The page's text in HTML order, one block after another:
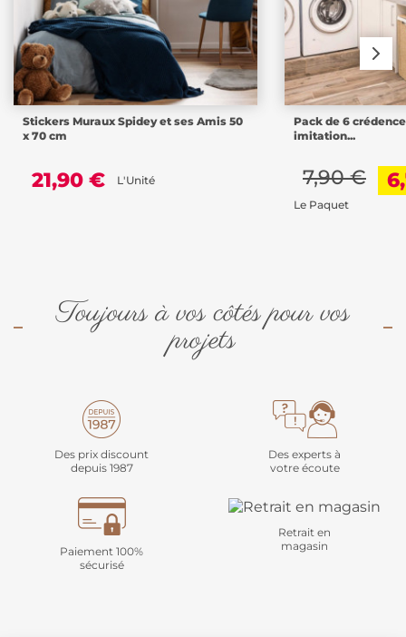
Stickers Muraux Spidey et ses Amis 50
x 70 cm
21,90 € L'Unité
Pack de 6
imitation...
7,90 €
Le Paquet
Toujours à vos côtés pour vos
projets
Des prix discount
depuis 1987
Des experts à
votre écoute
Paiement 100%
sécurisé
Retrait en
magasin